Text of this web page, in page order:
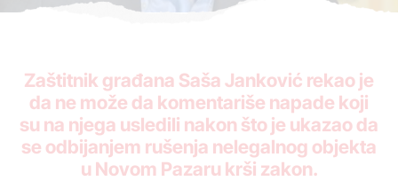
Zaštitnik građana Saša Janković rekao je
da ne može da komentariše napade koji
su na njega usledili nakon što je ukazao da
se odbijanjem rušenja nelegalnog objekta
u Novom Pazaru krši zakon.